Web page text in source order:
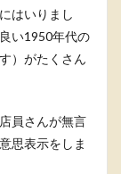
はいりまし
い1950年代の
）がたくさん
員さんが無言
思表示をしま